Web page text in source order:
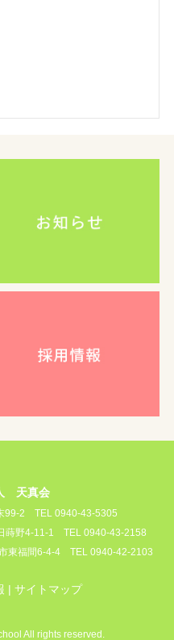
天真会
99-2
TEL 0940-43-5305
蒔野4-11-1
TEL 0940-43-2158
東福間6-4-4 TEL 0940-42-2103
サイトマップ
All rights reserved.